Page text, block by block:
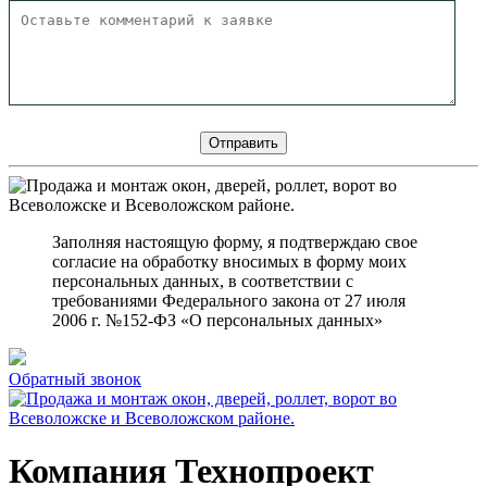
Заполняя настоящую форму, я подтверждаю свое
согласие на обработку вносимых в форму моих
персональных данных, в соответствии с
требованиями Федерального закона от 27 июля
2006 г. №152-ФЗ «О персональных данных»
Обратный звонок
Компания Технопроект